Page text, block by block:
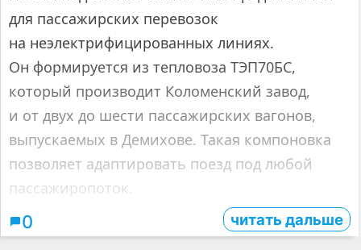
для пассажирских перевозок
на неэлектрифицированных линиях.
Он формируется из тепловоза ТЭП70БС,
который производит Коломенский завод,
и от двух до шести пассажирских вагонов,
выпускаемых в Демихове. Такая компоновка
позволяет адаптировать поезд под любой
пассажиропоток.
0 читать дальше